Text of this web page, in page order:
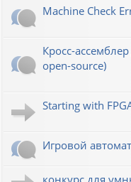
Machine Check
Кросс-
open-source)
Starting with
Игровой
конкурс для